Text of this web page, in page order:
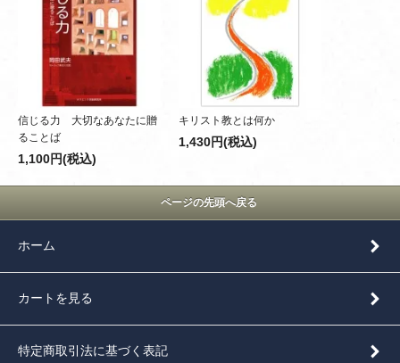
信じる力 大切なあなたに贈
ることば
1,100円(税込)
キリスト教とは何か
1,430円(税込)
ページの先頭へ戻る
ホーム
カートを見る
特定商取引法に基づく表記